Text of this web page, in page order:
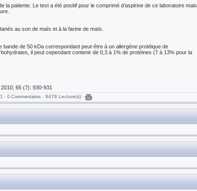
patiente. Le test a été positif pour le comprimé d’aspirine de ce laboratoire mais
au son de maïs et à la farine de maïs.
de 50 kDa correspondant peut-être à un allergène protéique de
il peut cependant contenir de 0,3 à 1% de protéines (7 à 13% pour la
65 (7): 930-931
· 0 Commentaires · 9478 Lecture(s) ·